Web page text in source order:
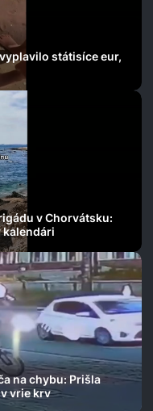
státisíce eur,
v Chorvátsku:
kalendári
na chybu: Prišla
vrie krv